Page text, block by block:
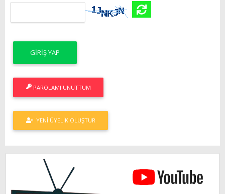
PAROLAMI UNUTTUM
YENI ÜYELIK OLUŞTUR